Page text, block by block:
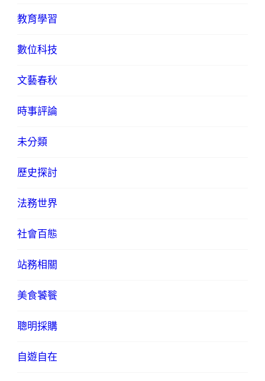
教育學習
數位科技
文藝春秋
時事評論
未分類
歷史探討
法務世界
社會百態
站務相關
美食饕餮
聰明採購
自遊自在